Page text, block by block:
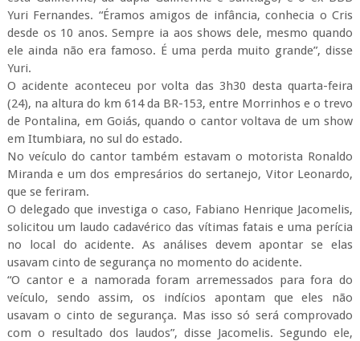
Yuri Fernandes. “Éramos amigos de infância, conhecia o Cris
desde os 10 anos. Sempre ia aos shows dele, mesmo quando
ele ainda não era famoso. É uma perda muito grande”, disse
Yuri.
O acidente aconteceu por volta das 3h30 desta quarta-feira
(24), na altura do km 614 da BR-153, entre Morrinhos e o trevo
de Pontalina, em Goiás, quando o cantor voltava de um show
em Itumbiara, no sul do estado.
No veículo do cantor também estavam o motorista Ronaldo
Miranda e um dos empresários do sertanejo, Vitor Leonardo,
que se feriram.
O delegado que investiga o caso, Fabiano Henrique Jacomelis,
solicitou um laudo cadavérico das vítimas fatais e uma perícia
no local do acidente. As análises devem apontar se elas
usavam cinto de segurança no momento do acidente.
“O cantor e a namorada foram arremessados para fora do
veículo, sendo assim, os indícios apontam que eles não
usavam o cinto de segurança. Mas isso só será comprovado
com o resultado dos laudos”, disse Jacomelis. Segundo ele,